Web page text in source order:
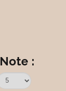
Note :